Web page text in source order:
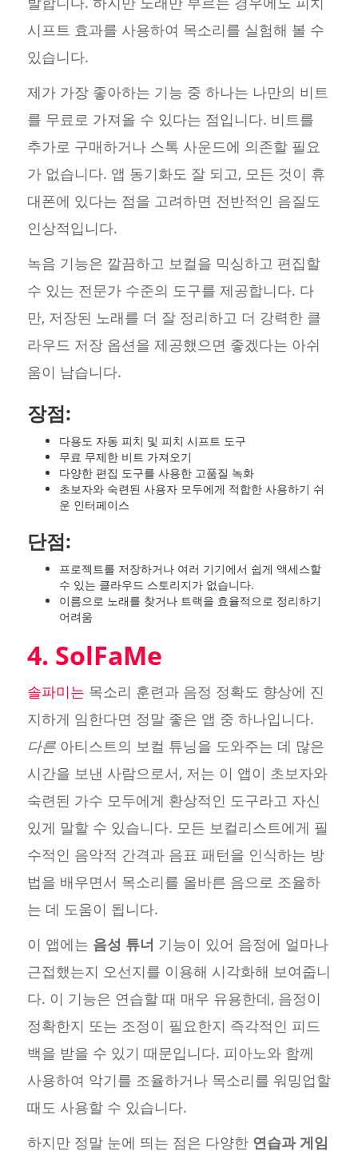
시프트 효과를 사용하여 목소리를 실험해 볼 수
있습니다.
제가 가장 좋아하는 기능 중 하나는 나만의 비트
를 무료로 가져올 수 있다는 점입니다. 비트를
추가로 구매하거나 스톡 사운드에 의존할 필요
가 없습니다. 앱 동기화도 잘 되고, 모든 것이 휴
대폰에 있다는 점을 고려하면 전반적인 음질도
인상적입니다.
녹음 기능은 깔끔하고 보컬을 믹싱하고 편집할
수 있는 전문가 수준의 도구를 제공합니다. 다
만, 저장된 노래를 더 잘 정리하고 더 강력한 클
라우드 저장 옵션을 제공했으면 좋겠다는 아쉬
움이 남습니다.
장점:
다용도 자동 피치 및 피치 시프트 도구
무료 무제한 비트 가져오기
다양한 편집 도구를 사용한 고품질 녹화
초보자와 숙련된 사용자 모두에게 적합한 사용하기 쉬
운 인터페이스
단점:
프로젝트를 저장하거나 여러 기기에서 쉽게 액세스할
수 있는 클라우드 스토리지가 없습니다.
이름으로 노래를 찾거나 트랙을 효율적으로 정리하기
어려움
4. SolFaMe
솔파미는 목소리 훈련과 음정 정확도 향상에 진
지하게 임한다면 정말 좋은 앱 중 하나입니다.
다른아티스트의 보컬 튜닝을 도와주는 데 많은
시간을 보낸 사람으로서, 저는 이 앱이 초보자와
숙련된 가수 모두에게 환상적인 도구라고 자신
있게 말할 수 있습니다. 모든 보컬리스트에게 필
수적인 음악적 간격과 음표 패턴을 인식하는 방
법을 배우면서 목소리를 올바른 음으로 조율하
는 데 도움이 됩니다.
이 앱에는 음성 튜너 기능이 있어 음정에 얼마나
근접했는지 오선지를 이용해 시각화해 보여줍니
다. 이 기능은 연습할 때 매우 유용한데, 음정이
정확한지 또는 조정이 필요한지 즉각적인 피드
백을 받을 수 있기 때문입니다. 피아노와 함께
사용하여 악기를 조율하거나 목소리를 워밍업할
때도 사용할 수 있습니다.
하지만 정말 눈에 띄는 점은 다양한 연습과 게임